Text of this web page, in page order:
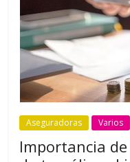
Aseguradoras Varios
Importancia